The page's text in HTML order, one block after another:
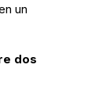
un
dos